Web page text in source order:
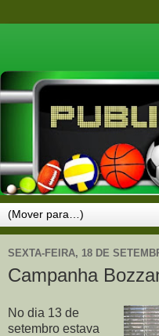
SEXTA-FEIRA, 18 DE
Campanha
No dia 13 de
setembro estava